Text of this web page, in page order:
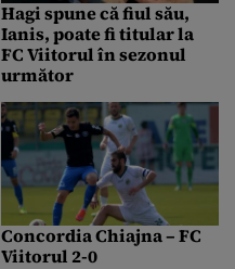
Hagi spune că fiul său,
Ianis, poate fi titular la
FC Viitorul în sezonul
următor
Concordia Chiajna – FC
Viitorul 2-0